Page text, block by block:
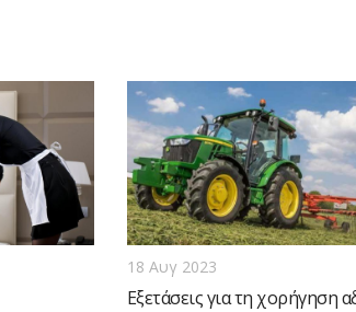
18 Αυγ 2023
Εξετάσεις για τη χορήγηση